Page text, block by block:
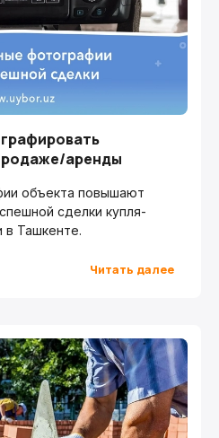
аренды
объекта повышают
сделки купля-
Ташкенте.
Читать далее